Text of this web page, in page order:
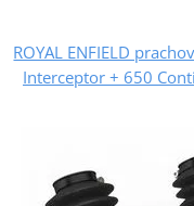
ROYAL ENFIELD
Interceptor + 650